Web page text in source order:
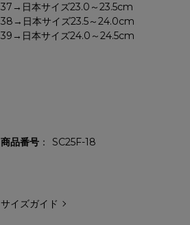
37→日本サイズ23.0～23.5cm
38→日本サイズ23.5～24.0cm
39→日本サイズ24.0～24.5cm
商品番号 SC25F-18
サイズガイド